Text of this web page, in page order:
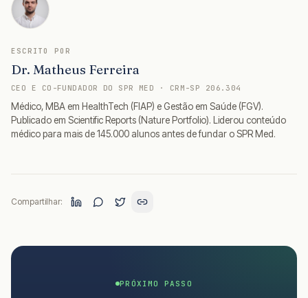
ESCRITO POR
Dr. Matheus Ferreira
CEO E CO-FUNDADOR DO SPR MED · CRM-SP 206.304
Médico, MBA em HealthTech (FIAP) e Gestão em Saúde (FGV).
Publicado em Scientific Reports (Nature Portfolio). Liderou conteúdo
médico para mais de 145.000 alunos antes de fundar o SPR Med.
Compartilhar:
PRÓXIMO PASSO